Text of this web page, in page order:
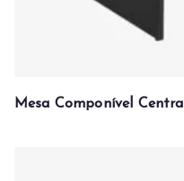
Mesa Componível Central